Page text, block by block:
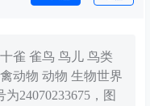
雀 雀鸟 鸟儿 鸟类
动物 动物 生物世界
24070233675，图